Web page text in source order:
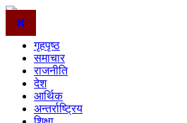
गृहपृष्ठ
समाचार
राजनीति
देश
आर्थिक
अन्तर्राष्ट्रिय